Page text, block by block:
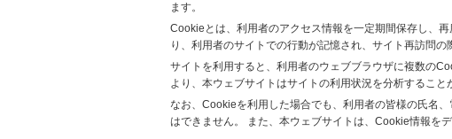
ます。
Cookieとは、利用者のアクセス情報を一定期間保存し、
り、利用者のサイトでの行動が記憶され、サイト再訪問の
サイトを利用すると、利用者のウェブブラウザに複数の
より、本ウェブサイトはサイトの利用状況を分析すること
なお、Cookieを利用した場合でも、利用者の皆様の氏名
はできません。 また、本ウェブサイトは、Cookie情報を